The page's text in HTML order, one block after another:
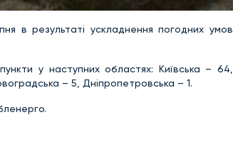
в результаті ускладнення погодних умов
у наступних областях: Київська – 64,
– 5, Дніпропетровська – 1.